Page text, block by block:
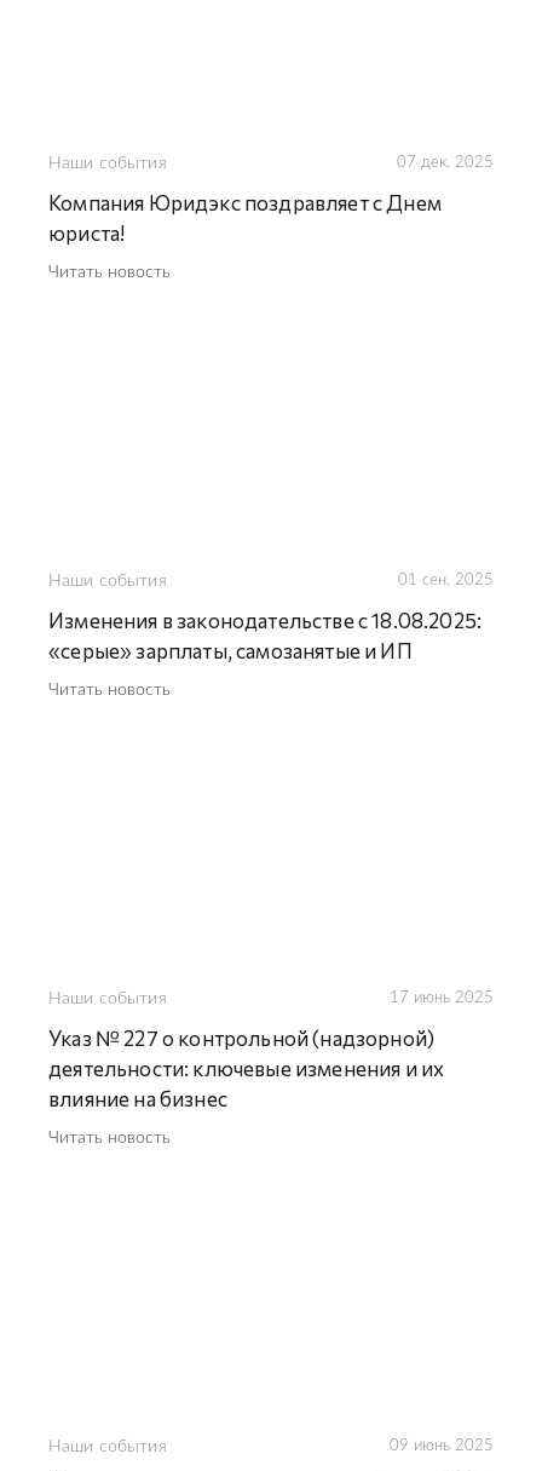
Наши события 07 дек. 2025
Компания Юридэкс поздравляет с Днем
юриста!
Читать новость
Наши события 01 сен. 2025
Изменения в законодательстве с 18.08.2025:
«серые» зарплаты, самозанятые и ИП
Читать новость
Наши события 17 июнь 2025
Указ № 227 о контрольной (надзорной)
деятельности: ключевые изменения и их
влияние на бизнес
Читать новость
Наши события 09 июнь 2025